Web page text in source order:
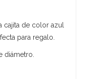
cajita de color azul
para regalo.
diámetro.